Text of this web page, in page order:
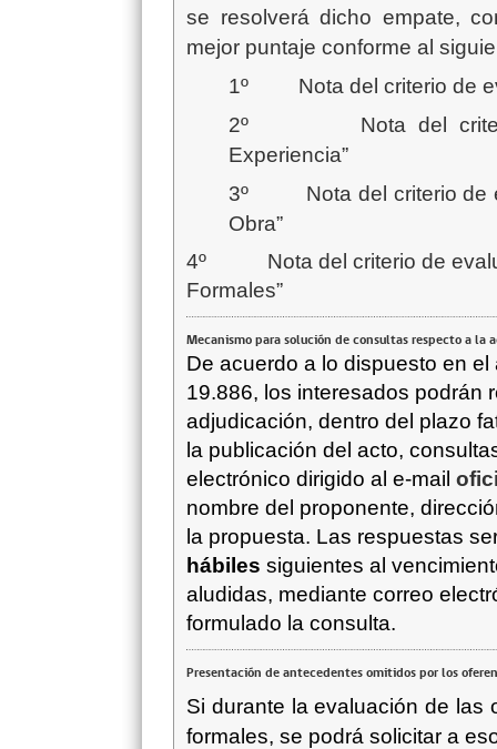
se resolverá dicho empate,
mejor puntaje conforme al
1º Nota del criterio de
2º Nota del criterio
Experiencia”
3º Nota del criterio de
Obra”
4º Nota del criterio de
Formales”
Mecanismo para solución de consultas respecto a la
De acuerdo a lo dispuesto en
19.886, los interesados podrán
adjudicación, dentro del plazo
la publicación del acto,
electrónico dirigido al e-mail
nombre del proponente,
la propuesta. Las respuestas
hábiles siguientes al
aludidas, mediante correo
formulado la consulta.
Presentación de antecedentes omitidos por los
Si durante la evaluación de las
formales, se podrá solicitar a